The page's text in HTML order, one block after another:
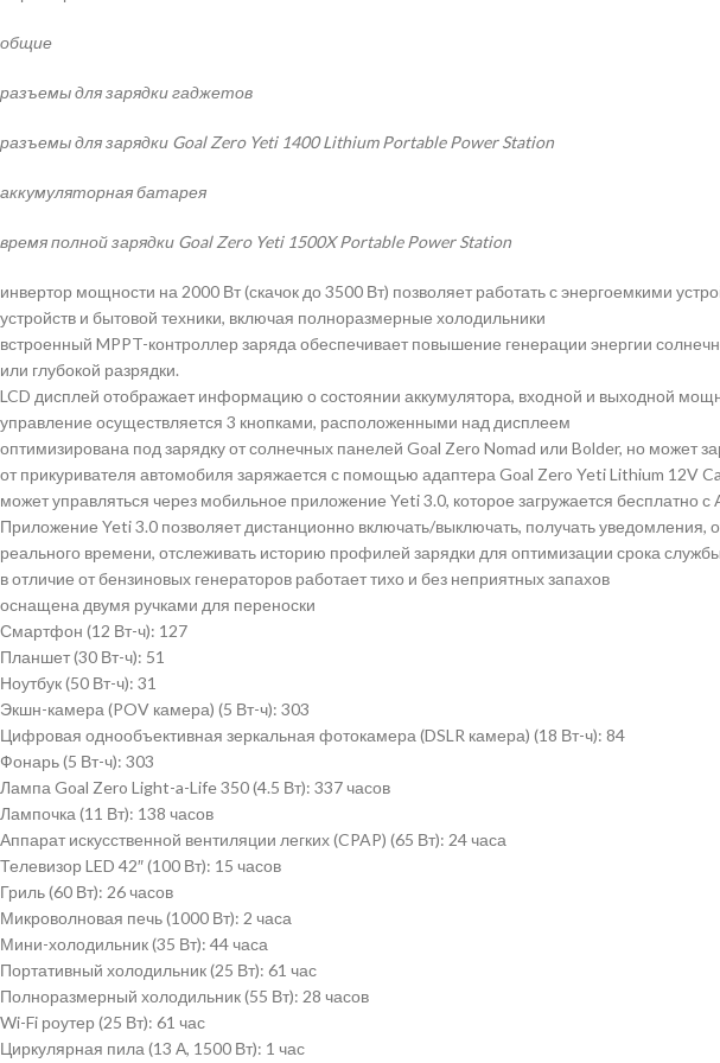
общие
разъемы для зарядки гаджетов
разъемы для зарядки Goal Zero Yeti 1400 Lithium Portable Power Station
аккумуляторная батарея
время полной зарядки Goal Zero Yeti 1500X Portable Power Station
инвертор мощности на 2000 Вт (скачок до 3500 Вт) позволяет работать с энергоемкими
устройств и бытовой техники, включая полноразмерные холодильники
встроенный MPPT-контроллер заряда обеспечивает повышение генерации энергии
или глубокой разрядки.
LCD дисплей отображает информацию о состоянии аккумулятора, входной и выходной
управление осуществляется 3 кнопками, расположенными над дисплеем
оптимизирована под зарядку от солнечных панелей Goal Zero Nomad или Bolder, но может
от прикуривателя автомобиля заряжается с помощью адаптера Goal Zero Yeti Lithium 12V
может управляться через мобильное приложение Yeti 3.0, которое загружается бесплатно
Приложение Yeti 3.0 позволяет дистанционно включать/выключать, получать
реального времени, отслеживать историю профилей зарядки для оптимизации срока
в отличие от бензиновых генераторов работает тихо и без неприятных запахов
оснащена двумя ручками для переноски
Смартфон (12 Вт-ч): 127
Планшет (30 Вт-ч): 51
Ноутбук (50 Вт-ч): 31
Экшн-камера (POV камера) (5 Вт-ч): 303
Цифровая однообъективная зеркальная фотокамера (DSLR камера) (18 Вт-ч): 84
Фонарь (5 Вт-ч): 303
Лампа Goal Zero Light-a-Life 350 (4.5 Вт): 337 часов
Лампочка (11 Вт): 138 часов
Аппарат искусственной вентиляции легких (CPAP) (65 Вт): 24 часа
Телевизор LED 42″ (100 Вт): 15 часов
Гриль (60 Вт): 26 часов
Микроволновая печь (1000 Вт): 2 часа
Мини-холодильник (35 Вт): 44 часа
Портативный холодильник (25 Вт): 61 час
Полноразмерный холодильник (55 Вт): 28 часов
Wi-Fi роутер (25 Вт): 61 час
Циркулярная пила (13 А, 1500 Вт): 1 час